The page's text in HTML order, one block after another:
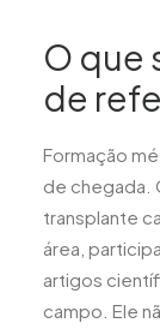
O que
de
Formação
de chegada.
transplante
área,
artigos
campo. Ele